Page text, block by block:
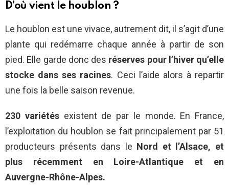
D’où vient le houblon ?
Le houblon est une vivace, autrement dit, il s’agit d’une
plante qui redémarre chaque année à partir de son
pied. Elle garde donc des réserves pour l’hiver qu’elle
stocke dans ses racines. Ceci l’aide alors à repartir
une fois la belle saison revenue.
230 variétésexistent de par le monde. En France,
l’exploitation du houblon se fait principalement par 51
producteurs présents dans le Nord et l’Alsace, et
plus récemment en Loire-Atlantique et en
Auvergne-Rhône-Alpes.